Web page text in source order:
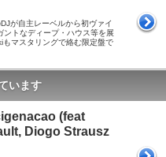
が自主レーベルから初ヴァイ
ントなディープ・ハウス等を展
マスタリングで絡む限定盤で
います
(feat
Diogo Strausz